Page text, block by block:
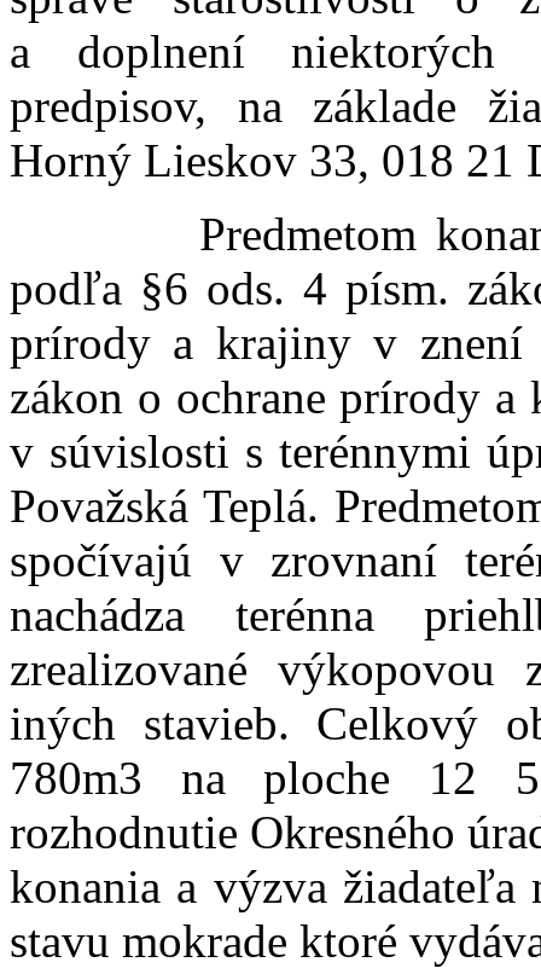
a doplnení niektorých
predpisov, na základe
Horný Lieskov 33, 018 21
Predmetom konania
podľa §6 ods. 4 písm.
prírody a krajiny v znení
zákon o ochrane prírody a
v súvislosti s terénnymi
Považská Teplá.
spočívajú v zrovnaní
nachádza terénna
zrealizované výkopovou
iných stavieb. Celkový
780m3 na ploche 12
rozhodnutie Okresného
konania a výzva žiadateľa
stavu mokrade ktoré